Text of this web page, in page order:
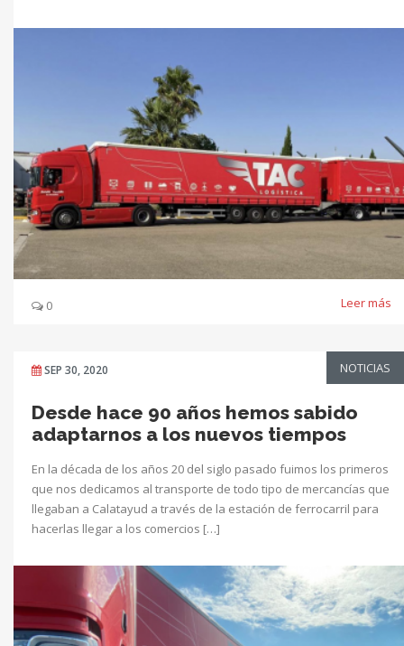
0 Leer más
SEP 30, 2020 NOTICIAS
Desde hace 90 años hemos sabido
adaptarnos a los nuevos tiempos
En la década de los años 20 del siglo pasado fuimos los primeros
que nos dedicamos al transporte de todo tipo de mercancías que
llegaban a Calatayud a través de la estación de ferrocarril para
hacerlas llegar a los comercios […]